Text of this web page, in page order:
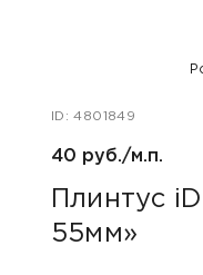
ID: 4801849
40 руб./м.п.
Плинтус
55мм»